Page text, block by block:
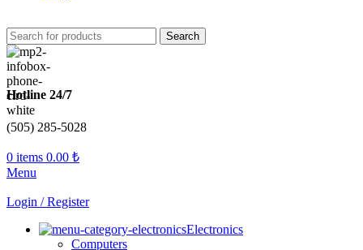
Search
Hotline 24/7
(505) 285-5028
0 items 0.00 ₺
Menu
Login / Register
Electronics
Computers